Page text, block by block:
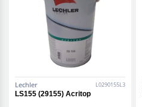
Lechler L0290155L3
LS155 (29155) Acritop